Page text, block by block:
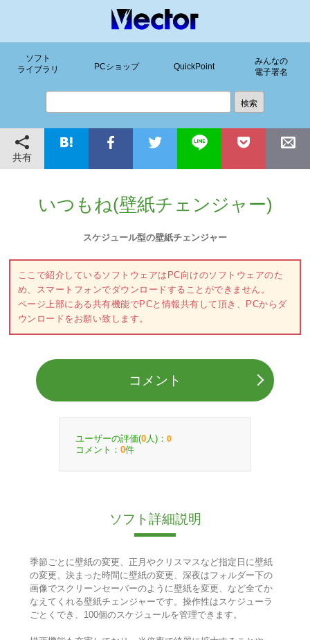
ソフト
ライブラリ
PCショップ QuickPoint
みんなの
電子署名
共有
いつもね(壁紙チェンジャー)
スケジュール型の壁紙チェンジャー
ここで紹介しているソフトウェアはPC向けのソフトウェアのた
め、スマートフォンでダウンロードすることができません。
ページ上部にある共有機能でPCと情報共有して頂き、PCからダ
ウンロードをお願い致します。
コメント
ユーザーの評価(0 人)： 0
コメント： 0件
ソフト詳細説明
季節ごとに壁紙の変更、正月やクリスマスなど指定日に壁紙
の変更、決まった時間に壁紙の変更、深夜はフォルダー下の
画像でスクリーンセーバーのように壁紙を変更、など全てか
なえてくれる壁紙チェンジャーです。操作性はスケジューラ
ごとくでき、100個のスケジュールを管理できます。